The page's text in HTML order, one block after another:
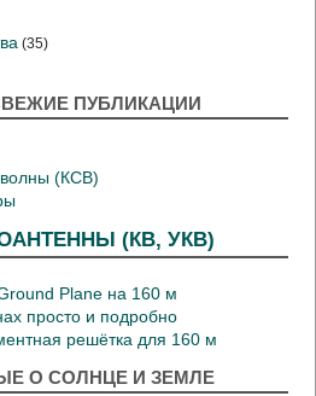
(35)
ПУБЛИКАЦИИ
(КСВ)
(КВ, УКВ)
Plane на 160 м
просто и подробно
решётка для 160 м
О СОЛНЦЕ И ЗЕМЛЕ